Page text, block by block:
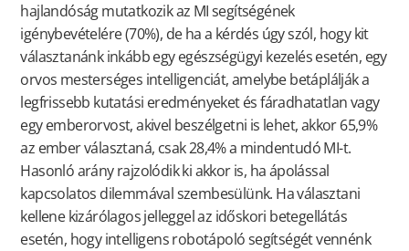
hajlandóság mutatkozik az MI segítségének
igénybevételére (70%), de ha a kérdés úgy szól, hogy kit
választanánk inkább egy egészségügyi kezelés esetén, egy
orvos mesterséges intelligenciát, amelybe betáplálják a
legfrissebb kutatási eredményeket és fáradhatatlan vagy
egy emberorvost, akivel beszélgetni is lehet, akkor 65,9%
az ember választaná, csak 28,4% a mindentudó MI-t.
Hasonló arány rajzolódik ki akkor is, ha ápolással
kapcsolatos dilemmával szembesülünk. Ha választani
kellene kizárólagos jelleggel az időskori betegellátás
esetén, hogy intelligens robotápoló segítségét vennénk